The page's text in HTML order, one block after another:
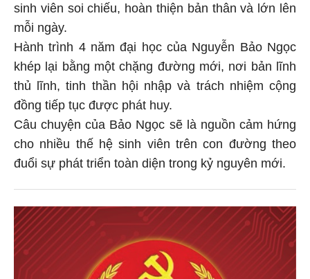
sinh viên soi chiếu, hoàn thiện bản thân và lớn lên
mỗi ngày.
Hành trình 4 năm đại học của Nguyễn Bảo Ngọc
khép lại bằng một chặng đường mới, nơi bản lĩnh
thủ lĩnh, tinh thần hội nhập và trách nhiệm cộng
đồng tiếp tục được phát huy.
Câu chuyện của Bảo Ngọc sẽ là nguồn cảm hứng
cho nhiều thế hệ sinh viên trên con đường theo
đuổi sự phát triển toàn diện trong kỷ nguyên mới.